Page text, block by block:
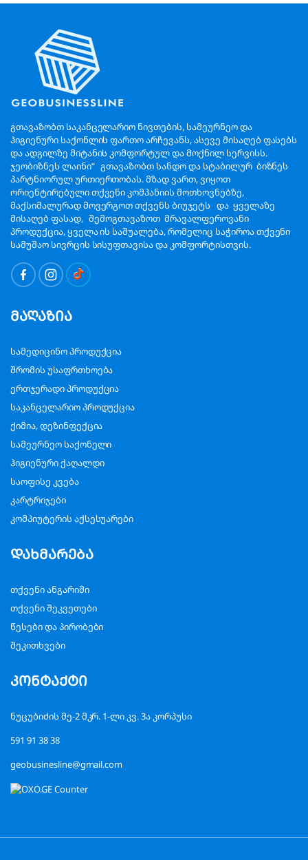
გთავაზობთ საკანცელარიო ნივთების, სამეურნეო და
ჰიგიენური საქონლის ფართო არჩევანს, ასევე მისაღებ ფასებს
და ადგილზე მიტანის კომფორტულ და მოქნილ სერვისს.
ჯეობიზნეს ლაინი“ გთავაზობთ სანდო და სტაბილურ ბიზნეს
პარტნიორულ ურთიერთობას. მზად ვართ, ვიყოთ
ორიენტირებული თქვენი კომპანიის მოთხოვნებზე,
მაქსიმალურად მოვერგოთ თქვენს ბიუჯეტს და ყველაზე
მისაღებ ფასად, შემოგთავაზოთ მრავალფეროვანი
პროდუქცია, ყველა ის საშუალება, რომელიც საჭიროა თქვენი
სამუშაო სივრცის სისუფთავისა და კომფორტისთვის.
მაღაზია
სამედიცინო პროდუქცია
შრომის უსაფრთხოება
ერთჯერადი პროდუქცია
საკანცელარიო პროდუქცია
ქიმია, დეზინფექცია
სამეურნეო საქონელი
ჰიგიენური ქაღალდი
საოფისე კვება
კარტრიჯები
კომპიუტერის აქსესუარები
დახმარება
თქვენი ანგარიში
თქვენი შეკვეთები
წესები და პირობები
შეკითხვები
კონტაქტი
ნუცუბიძის მე-2 მკრ. 1-ლი კვ. 3ა კორპუსი
591 91 38 38
geobusinesline@gmail.com